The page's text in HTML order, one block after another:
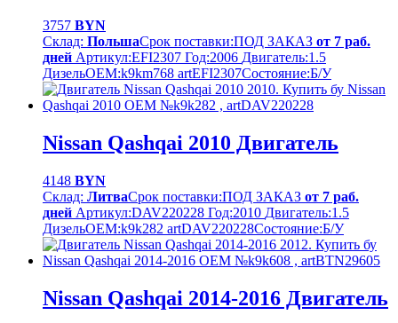
3757 BYN
Склад: ПольшаСрок поставки:ПОД ЗАКАЗ от 7 раб.
дней Артикул:EFI2307 Год:2006 Двигатель:1.5
ДизельOEM:k9km768 artEFI2307Cостояние:Б/У
Nissan Qashqai 2010 Двигатель
4148 BYN
Склад: ЛитваСрок поставки:ПОД ЗАКАЗ от 7 раб.
дней Артикул:DAV220228 Год:2010 Двигатель:1.5
ДизельOEM:k9k282 artDAV220228Cостояние:Б/У
Nissan Qashqai 2014-2016 Двигатель